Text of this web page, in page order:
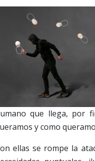
que llega, por
y como
ellas se rompe la